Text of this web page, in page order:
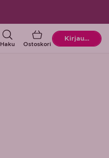
Haku Ostoskori
Ostoskori
Kirjaudu